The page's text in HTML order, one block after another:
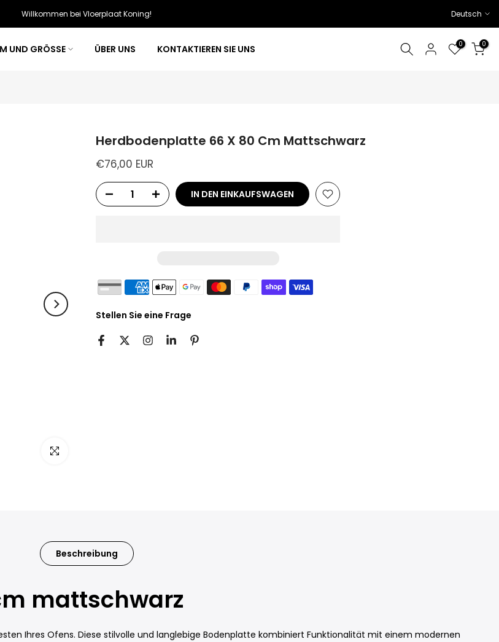
Willkommen bei Vloerplaat Koning! Deutsch
UND GRÖSSE ÜBER UNS KONTAKTIEREN SIE UNS 0 0
Herdbodenplatte 66 X 80 Cm Mattschwarz
€76,00 EUR
IN DEN EINKAUFSWAGEN
Stellen Sie eine Frage
Beschreibung
mattschwarz
Ihres Ofens. Diese stilvolle und langlebige Bodenplatte kombiniert Funktionalität mit einem modernen